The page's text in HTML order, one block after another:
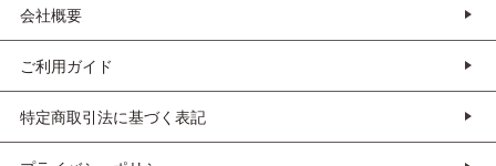
会社概要
ご利用ガイド
特定商取引法に基づく表記